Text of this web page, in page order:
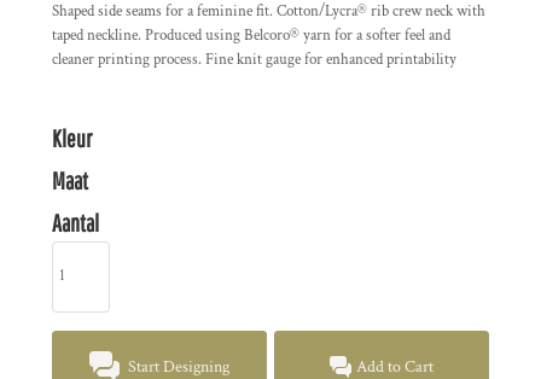
Shaped side seams for a feminine fit. Cotton/Lycra® rib crew neck with
taped neckline. Produced using Belcoro® yarn for a softer feel and
cleaner printing process. Fine knit gauge for enhanced printability
Kleur
Maat
Aantal
Start Designing Add to Cart